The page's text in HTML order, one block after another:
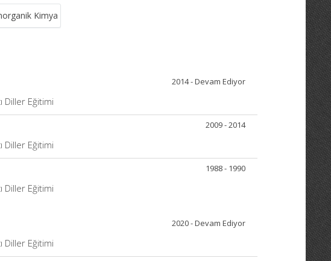
Kimya
2014 - Devam Ediyor
Diller Eğitimi
2009 - 2014
Diller Eğitimi
1988 - 1990
Diller Eğitimi
2020 - Devam Ediyor
Diller Eğitimi